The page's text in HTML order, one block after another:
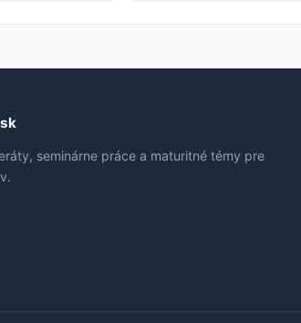
seminárne práce a maturitné témy pre